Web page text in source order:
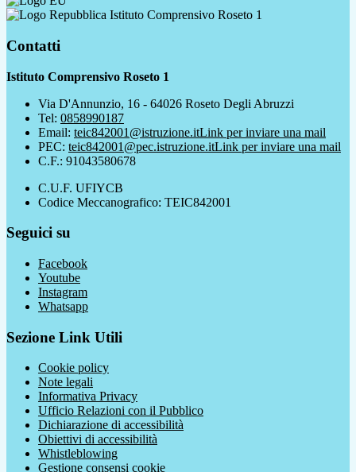
Istituto Comprensivo Roseto 1
Contatti
Istituto Comprensivo Roseto 1
Via D'Annunzio, 16 - 64026 Roseto Degli Abruzzi
Tel: 0858990187
Email: teic842001@istruzione.itLink per inviare una mail
PEC: teic842001@pec.istruzione.itLink per inviare una mail
C.F.: 91043580678
C.U.F. UFIYCB
Codice Meccanografico: TEIC842001
Seguici su
Facebook
Youtube
Instagram
Whatsapp
Sezione Link Utili
Cookie policy
Note legali
Informativa Privacy
Ufficio Relazioni con il Pubblico
Dichiarazione di accessibilità
Obiettivi di accessibilità
Whistleblowing
Gestione consensi cookie